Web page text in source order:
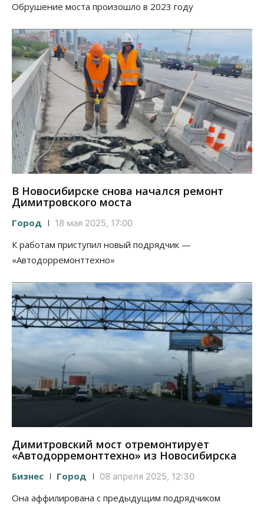
Обрушение моста произошло в 2023 году
В Новосибирске снова начался ремонт
Димитровского моста
Город 18 мая 2025, 17:00
К работам приступил новый подрядчик —
«Автодорремонттехно»
Димитровский мост отремонтирует
«Автодорремонттехно» из Новосибирска
Бизнес Город 08 апреля 2025, 12:30
Она аффилирована с предыдущим подрядчиком